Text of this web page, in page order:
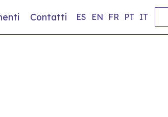
Contatti ES EN FR PT IT